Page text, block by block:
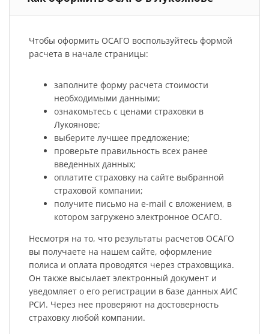
Чтобы оформить ОСАГО воспользуйтесь формой
расчета в начале страницы:
заполните форму расчета стоимости
необходимыми данными;
ознакомьтесь с ценами страховки в
Лукоянове;
выберите лучшее предложение;
проверьте правильность всех ранее
введенных данных;
оплатите страховку на сайте выбранной
страховой компании;
получите письмо на e-mail с вложением, в
котором загружено электронное ОСАГО.
Несмотря на то, что результаты расчетов ОСАГО
вы получаете на нашем сайте, оформление
полиса и оплата проводятся через страховщика.
Он также высылает электронный документ и
уведомляет о его регистрации в базе данных АИС
РСИ. Через нее проверяют на достоверность
страховку любой компании.